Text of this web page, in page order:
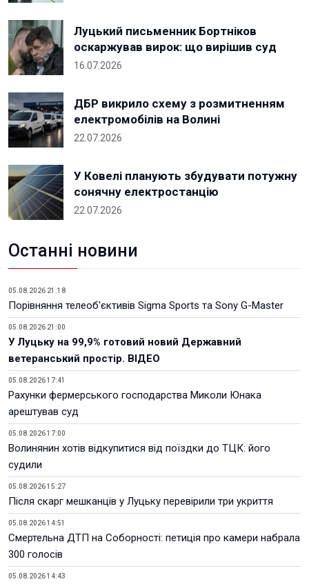
Луцький письменник Бортніков
оскаржував вирок: що вирішив суд
16.07.2026
ДБР викрило схему з розмитненням
електромобілів на Волині
22.07.2026
У Ковелі планують збудувати потужну
сонячну електростанцію
22.07.2026
Останні новини
05.08.2026 21:18
Порівняння телеоб'єктивів Sigma Sports та Sony G-Master
05.08.2026 21:00
У Луцьку на 99,9% готовий новий Державний
ветеранський простір. ВІДЕО
05.08.2026 17:41
Рахунки фермерського господарства Миколи Юнака
арештував суд
05.08.2026 17:00
Волинянин хотів відкупитися від поїздки до ТЦК: його
судили
05.08.2026 15:27
Після скарг мешканців у Луцьку перевірили три укриття
05.08.2026 14:51
Смертельна ДТП на Соборності: петиція про камери набрала
300 голосів
05.08.2026 14:43